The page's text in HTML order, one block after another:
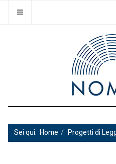
Sei qui: Home Progetti di